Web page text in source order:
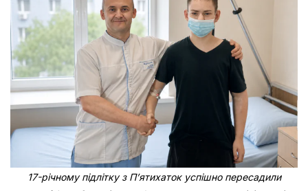
17-річному підлітку з Пʼятихаток успішно пересадили